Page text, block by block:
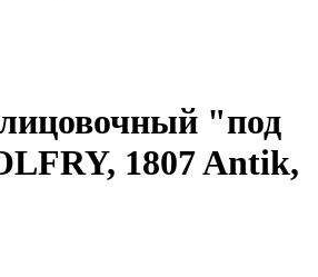
"под
1807 Antik,